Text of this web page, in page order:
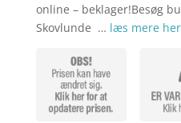
online – beklager!Besøg
Skovlunde … læs mere her